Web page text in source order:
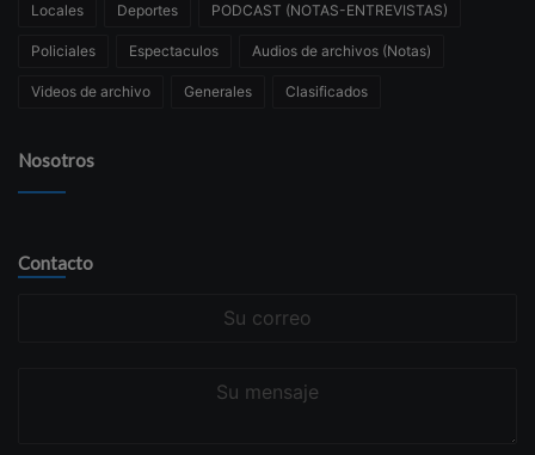
Locales Deportes PODCAST (NOTAS-ENTREVISTAS)
Policiales Espectaculos Audios de archivos (Notas)
Videos de archivo Generales Clasificados
Nosotros
Contacto